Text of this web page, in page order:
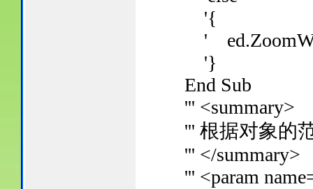
'{
'
'}
End Sub
''' <summary>
''' 根据对象的范
''' </summary>
''' <param